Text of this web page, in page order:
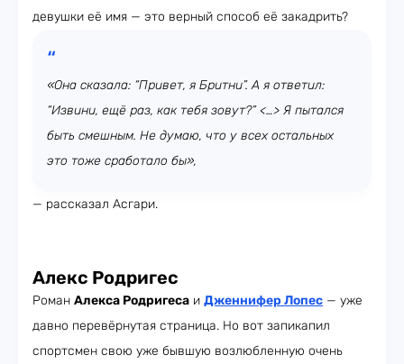
девушки её имя — это верный способ её закадрить?
«Она сказала: “Привет, я Бритни”. А я ответил:
“Извини, ещё раз, как тебя зовут?” <…> Я пытался
быть смешным. Не думаю, что у всех остальных
это тоже сработало бы»,
— рассказал Асгари.
Алекс Родригес
Роман Алекса Родригеса и Дженнифер Лопес — уже
давно перевёрнутая страница. Но вот запикапил
спортсмен свою уже бывшую возлюбленную очень